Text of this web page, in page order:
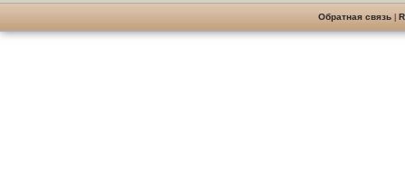
Обратная связь